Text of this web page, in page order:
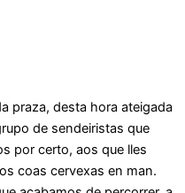
praza, desta hora ateigada
de sendeiristas que
por certo, aos que lles
coas cervexas en man.